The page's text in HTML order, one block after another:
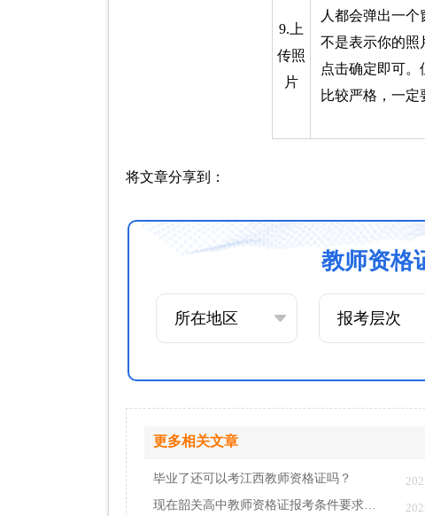
9.上
传照
片
人都会弹出一
不是表示你的照
点击确定即可
比较严格，一
将文章分享到：
教师资格
更多相关文章
毕业了还可以考江西教师资格证吗？